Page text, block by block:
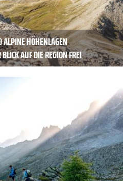
HÖHENLAGEN
AUF DIE REGION FREI